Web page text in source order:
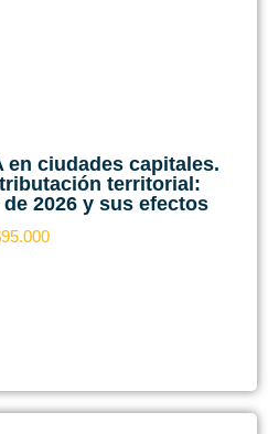
en ciudades capitales.
territorial:
2026 y sus efectos
95.000